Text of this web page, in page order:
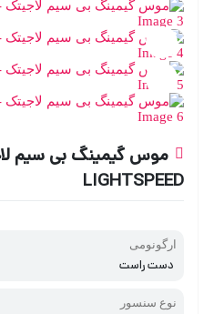
LIGHTSPEED
ارگونومی
دست راست
نوع سنسور